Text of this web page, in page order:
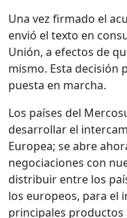
Una vez firmado el
envió el texto en
Unión, a efectos de
mismo. Esta decisión
puesta en marcha.
Los países del
desarrollar el
Europea; se abre
negociaciones con
distribuir entre los
los europeos, para el
principales